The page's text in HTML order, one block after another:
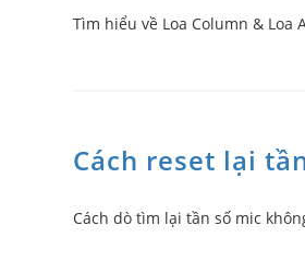
Tìm hiểu về Loa Column &
Cách reset lại
Cách dò tìm lại tần số mic